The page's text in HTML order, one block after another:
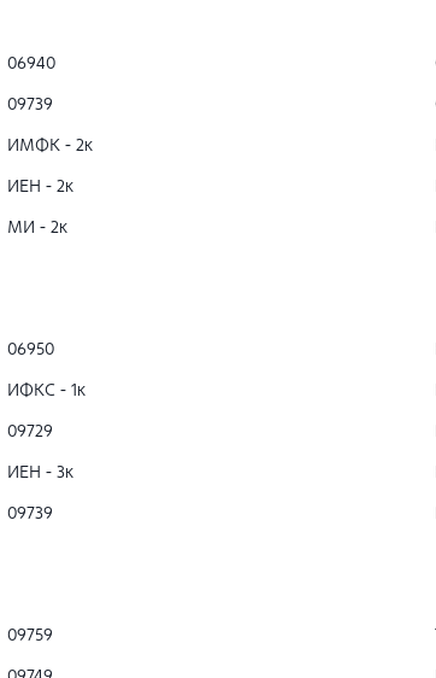
06940
09739
ИМФК - 2к
ИЕН - 2к
МИ - 2к
06950
ИФКС - 1к
09729
ИЕН - 3к
09739
09759